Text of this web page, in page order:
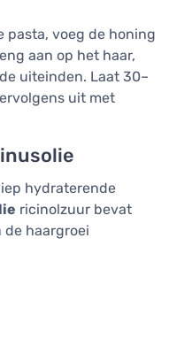
pasta, voeg de honing
aan op het haar,
uiteinden. Laat 30–
uit met
hydraterende
ricinolzuur bevat
haargroei